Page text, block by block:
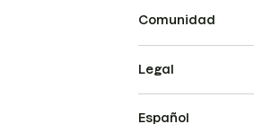
Comunidad
Legal
Español